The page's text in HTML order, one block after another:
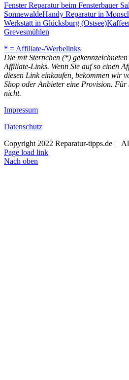
Fenster Reparatur beim Fensterbauer
SonnewaldeHandy Reparatur in
Werkstatt in Glücksburg (Ostsee)
Grevesmühlen
* = Affiliate-/Werbelinks
Die mit Sternchen (*)
Affiliate-Links. Wenn Sie auf so einen
diesen Link einkaufen, bekommen wir
Shop oder Anbieter eine Provision. Für
nicht.
Impressum
Datenschutz
Copyright 2022 Reparatur-tipps.de |
Page load link
Nach oben